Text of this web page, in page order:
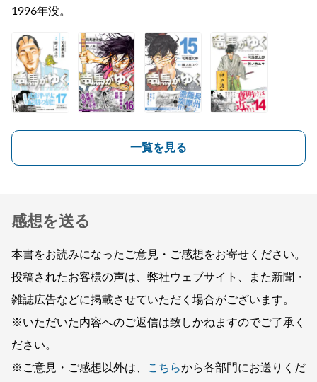
1996年没。
一覧を見る
感想を送る
本書をお読みになったご意見・ご感想をお寄せください。
投稿されたお客様の声は、弊社ウェブサイト、また新聞・
雑誌広告などに掲載させていただく場合がございます。
※いただいた内容へのご返信は致しかねますのでご了承く
ださい。
※ご意見・ご感想以外は、
こちらから各部門にお送りくだ